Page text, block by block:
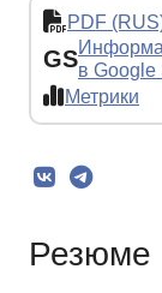
PDF
GSв Google
Метрики
Резюме